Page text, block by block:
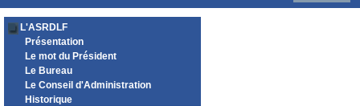
L'ASRDLF
Présentation
Le mot du Président
Le Bureau
Le Conseil d'Administration
Historique